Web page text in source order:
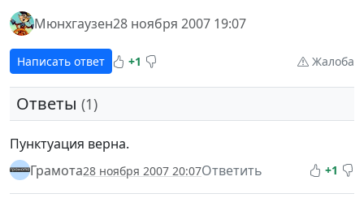
Мюнхгаузен28 ноября 2007 19:07
Написать ответ +1 Жалоба
Ответы (1)
Пунктуация верна.
Грамота28 ноября 2007 20:07Ответить +1